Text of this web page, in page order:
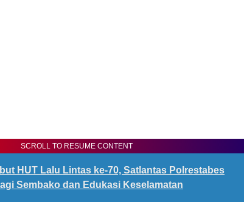
SCROLL TO RESUME CONTENT
HUT Lalu Lintas ke-70, Satlantas Polrestabes
Sembako dan Edukasi Keselamatan